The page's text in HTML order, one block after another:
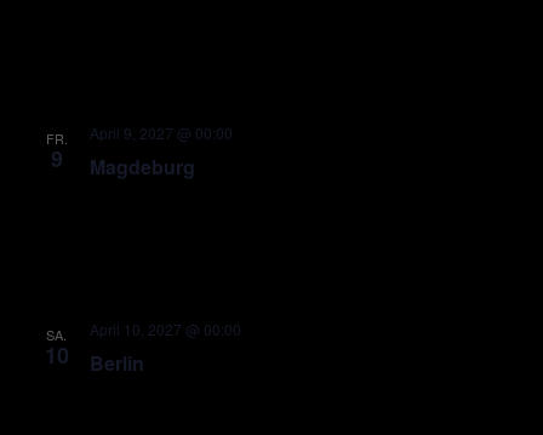
FR.
9 Magdeburg
April 9, 2027 @ 00:00
SA.
10 Berlin
April 10, 2027 @ 00:00